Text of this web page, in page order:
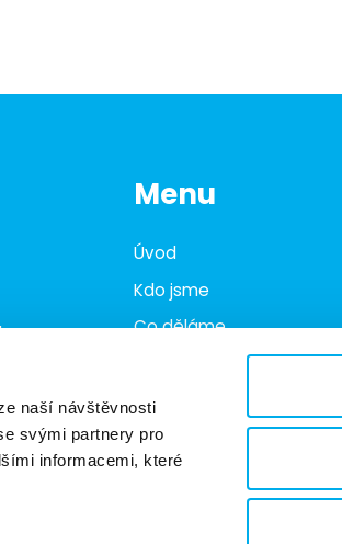
naší návštěvnosti
svými partnery pro
informacemi, které
Menu
Úvod
Kdo jsme
Co děláme
Marketplace
Kariéra
Kontakty